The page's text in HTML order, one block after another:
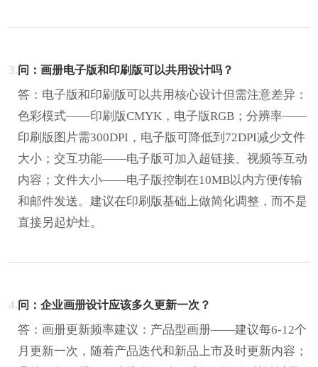
3.问：画册电子版和印刷版可以共用设计吗？
答：电子版和印刷版可以共用核心设计但需注意差异：
色彩模式——印刷版CMYK，电子版RGB；分辨率——
印刷版图片需300DPI，电子版可降低到72DPI减少文件
大小；交互功能——电子版可加入超链接、视频等互动
内容；文件大小——电子版控制在10MB以内方便传输
和邮件发送。建议在印刷版基础上做简化调整，而不是
直接另起炉灶。
4.问：企业画册设计应该多久更新一次？
答：画册更新频率建议：产品型画册——建议每6-12个
月更新一次，随着产品迭代和新品上市及时更新内容；